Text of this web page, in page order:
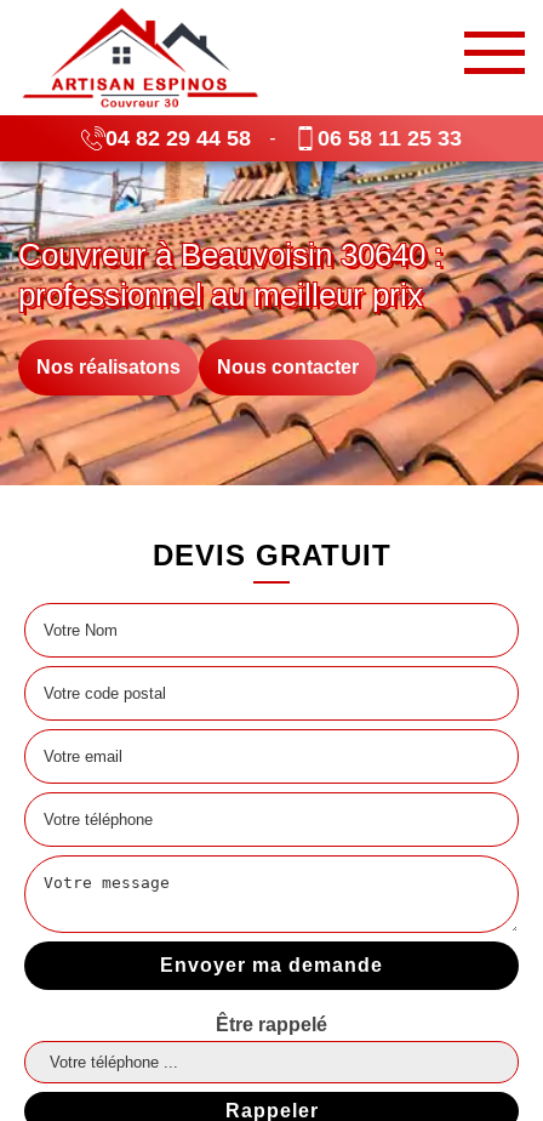
04 82 29 44 58 - 06 58 11 25 33
Couvreur à Beauvoisin 30640 :
professionnel au meilleur prix
Nos réalisatons Nous contacter
DEVIS GRATUIT
Être rappelé